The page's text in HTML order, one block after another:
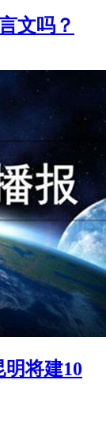
文吗？
将建10